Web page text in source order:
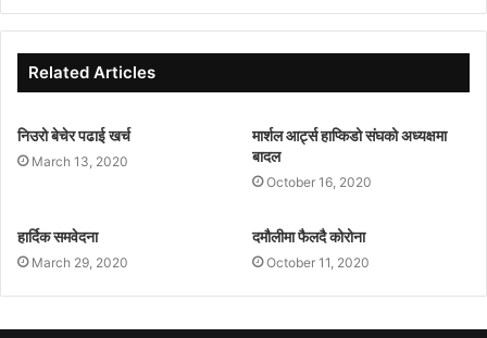
Related Articles
निउरो बेचेर पढाई खर्च
March 13, 2020
मार्शल आर्ट्स हाप्किडो संघको अध्यक्षमा
बादल
October 16, 2020
हार्दिक समवेदना
March 29, 2020
दमौलीमा फैलदै कोरोना
October 11, 2020